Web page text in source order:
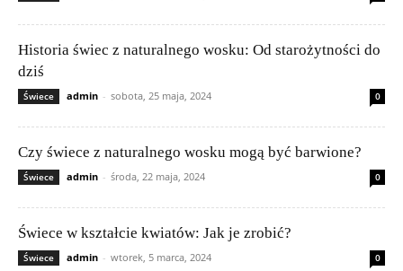
Historia świec z naturalnego wosku: Od starożytności do
dziś
Świece admin - sobota, 25 maja, 2024 0
Czy świece z naturalnego wosku mogą być barwione?
Świece admin - środa, 22 maja, 2024 0
Świece w kształcie kwiatów: Jak je zrobić?
Świece admin - wtorek, 5 marca, 2024 0